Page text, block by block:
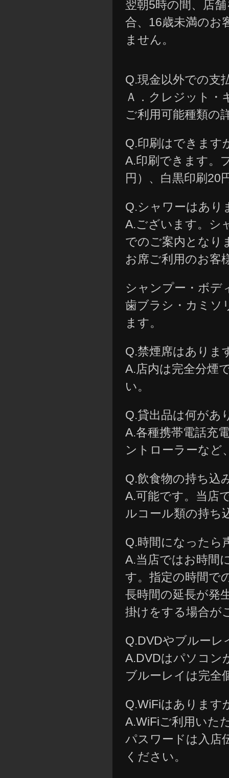
翌朝5時の間、店
合、16歳未満のお
ません。
Q.現金以外での支
Ａ．クレジット・
ご利用可能種類の
Q.印刷はできます
A.印刷できます。
円）、白黒印刷20
Q.シャワーはあり
A.ございます。シ
でのご案内となり
お席ご利用のお客
シャンプー・ボデ
歯ブラシ・カミソ
ます。
Q.禁煙席はありま
A.店内は完全分煙
い。
Q.貸出品は何があ
A.各種携帯電話充
ントローラーなど
Q.飲食物の持ち込
A.可能です。当店
ルコール類の持ち
Q.時間になったら
A.当店ではお時間
す。指定の時間で
長時間の延長が発
掛けをする場合が
Q.DVDやブルーレ
A.DVDはパソコン
ブルーレイは完全
Q.WiFiはあります
A.WiFiご利用いた
パスワードは入店
ください。